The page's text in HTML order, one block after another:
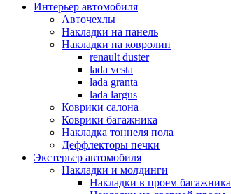
Интерьер автомобиля
Авточехлы
Накладки на панель
Накладки на ковролин
renault duster
lada vesta
lada granta
lada largus
Коврики салона
Коврики багажника
Накладка тоннеля пола
Деффлекторы печки
Экстерьер автомобиля
Накладки и молдинги
Накладки в проем багажника